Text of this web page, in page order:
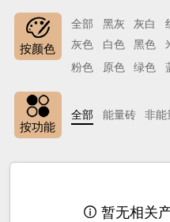
按颜色
全部 黑灰 灰白
灰色
白色 黑色
粉色
原色 绿色
按功能
全部 能量砖 非能
 暂无相关